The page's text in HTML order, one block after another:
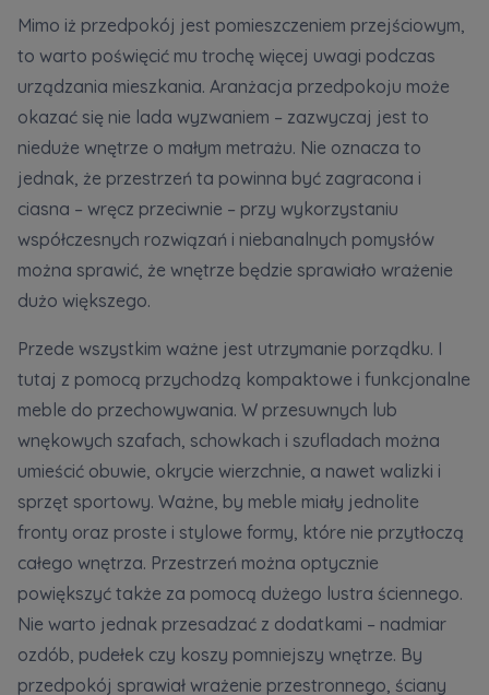
Mimo iż przedpokój jest pomieszczeniem przejściowym,
to warto poświęcić mu trochę więcej uwagi podczas
urządzania mieszkania. Aranżacja przedpokoju może
okazać się nie lada wyzwaniem – zazwyczaj jest to
nieduże wnętrze o małym metrażu. Nie oznacza to
jednak, że przestrzeń ta powinna być zagracona i
ciasna – wręcz przeciwnie – przy wykorzystaniu
współczesnych rozwiązań i niebanalnych pomysłów
można sprawić, że wnętrze będzie sprawiało wrażenie
dużo większego.
Przede wszystkim ważne jest utrzymanie porządku. I
tutaj z pomocą przychodzą kompaktowe i funkcjonalne
meble do przechowywania. W przesuwnych lub
wnękowych szafach, schowkach i szufladach można
umieścić obuwie, okrycie wierzchnie, a nawet walizki i
sprzęt sportowy. Ważne, by meble miały jednolite
fronty oraz proste i stylowe formy, które nie przytłoczą
całego wnętrza. Przestrzeń można optycznie
powiększyć także za pomocą dużego lustra ściennego.
Nie warto jednak przesadzać z dodatkami – nadmiar
ozdób, pudełek czy koszy pomniejszy wnętrze. By
przedpokój sprawiał wrażenie przestronnego, ściany
Skontaktuj się z nami